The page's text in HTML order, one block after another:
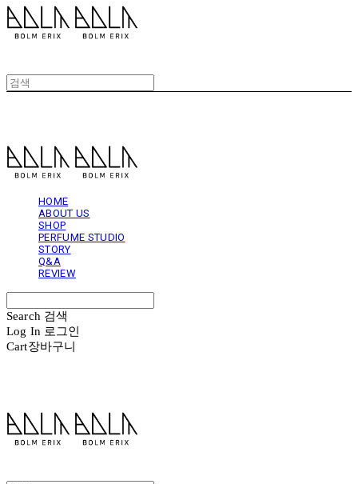
HOME
ABOUT US
SHOP
PERFUME STUDIO
STORY
Q&A
REVIEW
Search 검색
Log In 로그인
Cart장바구니